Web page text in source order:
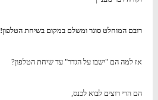
רובם המוחלט סוגר ומשלם במקום בשיחת הטלפון!
אז למה הם "ישבו על הגדר" עד שיחת הטלפון?
הם הרי רוצים לבוא לכנס,